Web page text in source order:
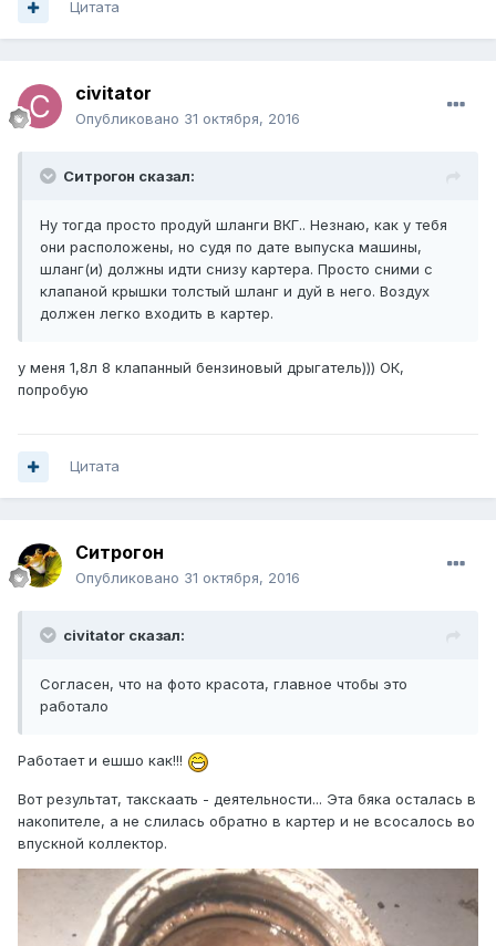
Цитата
civitator
Опубликовано 31 октября, 2016
Ситрогон сказал:
Ну тогда просто продуй шланги ВКГ.. Незнаю, как у тебя
они расположены, но судя по дате выпуска машины,
шланг(и) должны идти снизу картера. Просто сними с
клапаной крышки толстый шланг и дуй в него. Воздух
должен легко входить в картер.
у меня 1,8л 8 клапанный бензиновый дрыгатель))) ОК,
попробую
Цитата
Ситрогон
Опубликовано 31 октября, 2016
civitator сказал:
Согласен, что на фото красота, главное чтобы это
работало
Работает и ешшо как!!!
Вот результат, такскаать - деятельности... Эта бяка осталась в
накопителе, а не слилась обратно в картер и не всосалось во
впускной коллектор.